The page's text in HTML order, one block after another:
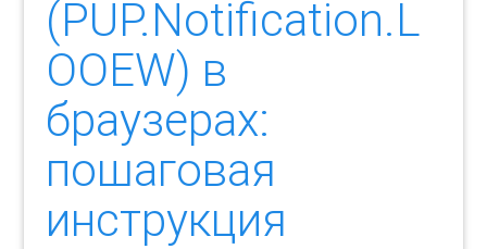
(PUP.Notification.L
OOEW) в
браузерах:
пошаговая
инструкция